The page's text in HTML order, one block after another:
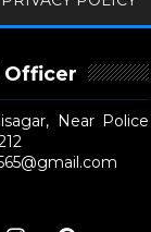
Officer
Near Police